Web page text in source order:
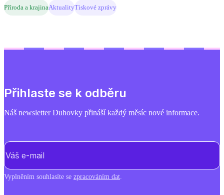
Příroda a krajinaAktualityTiskové zprávy
Přihlaste se k odběru
Náš newsletter Duhovky přináší každý měsíc nové informace.
E-mail
Vyplněním souhlasíte se zpracováním dat.